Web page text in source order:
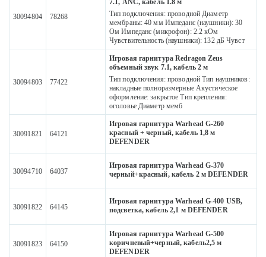
30094804 78268
7.1, ANC, кабель 1.8 м
Тип подключения: проводной Диаметр
мембраны: 40 мм Импеданс (наушники): 30
Ом Импеданс (микрофон): 2.2 кОм
Чувствительность (наушники): 132 дБ Чувст
30094803 77422
Игровая гарнитура Redragon Zeus
объемный звук 7.1, кабель 2 м
Тип подключения: проводной Тип наушников:
накладные полноразмерные Акустическое
оформление: закрытое Тип крепления:
оголовье Диаметр мемб
30091821 64121
Игровая гарнитура Warhead G-260
красный + черный, кабель 1,8 м
DEFENDER
30094710 64037
Игровая гарнитура Warhead G-370
черный+красный, кабель 2 м DEFENDER
30091822 64145
Игровая гарнитура Warhead G-400 USB,
подсветка, кабель 2,1 м DEFENDER
30091823 64150
Игровая гарнитура Warhead G-500
коричневый+черный, кабель2,5 м
DEFENDER